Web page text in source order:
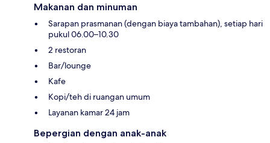
Makanan dan minuman
Sarapan prasmanan (dengan biaya tambahan), setiap hari
pukul 06.00–10.30
2 restoran
Bar/lounge
Kafe
Kopi/teh di ruangan umum
Layanan kamar 24 jam
Bepergian dengan anak-anak